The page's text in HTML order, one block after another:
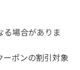
場合がありま
ポンの割引対象